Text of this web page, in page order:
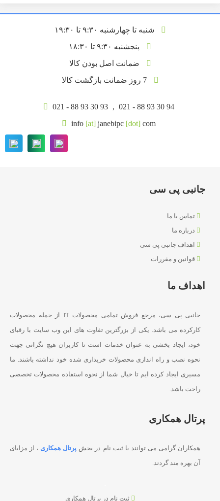
شنبه تا چهارشنبه ۹:۳۰ تا ۱۹:۳۰
پنجشنبه ۹:۳۰ تا ۱۸:۳۰
ضمانت اصل بودن کالا
7 روز ضمانت بازگشت کالا
021 - 88 93 30 93 , 021 - 88 93 30 94
info [at] janebipc [dot] com
جانبی پی سی
تماس با ما
درباره ما
اهداف جانبی پی سی
قوانین و مقررات
اهداف ما
جانبی پی سی، مرجع فروش تمامی محصولات IT از جمله محصولات
کارکرده می باشد. یکی از بزرگترین تفاوت های این وب سایت با رقبای
خود، ایجاد بخشی به عنوان خدمات است تا کاربران هیچ نگرانی جهت
نحوه نصب و راه اندازی محصولات خریداری شده خود نداشته باشند. ما
مسیری ایجاد کرده ایم تا خیال شما از نحوه استفاده محصولات تخصصی
راحت باشد.
پرتال همکاری
همکاران گرامی می توانند با ثبت نام در بخش پرتال همکاری ، از مزایای
آن بهره مند گردند.
ثبت نام در پرتال همکاری